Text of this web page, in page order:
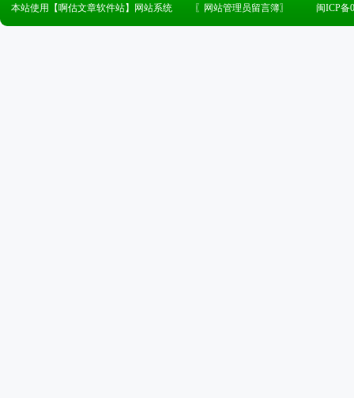
本站使用【啊估文章软件站】网站系统
〖 网站管理员留言簿〗 闽ICP备